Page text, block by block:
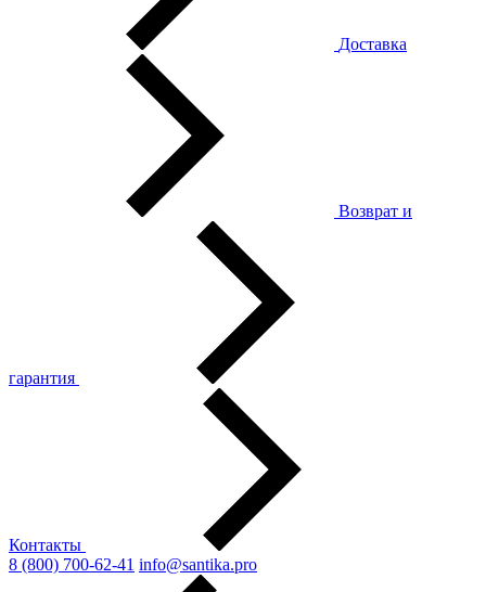
Доставка
Возврат и
гарантия
Контакты
8 (800) 700-62-41 info@santika.pro